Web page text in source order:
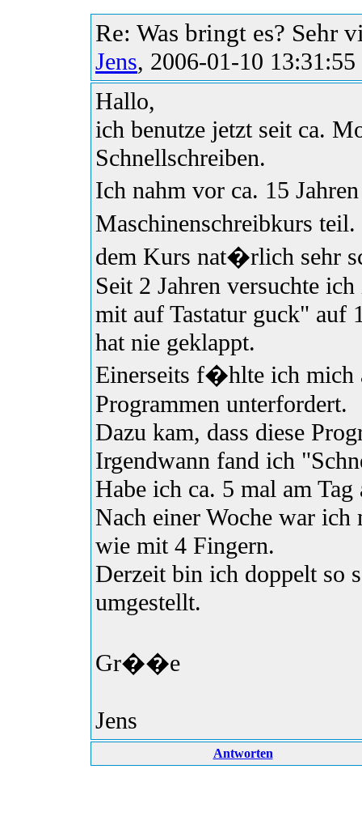
Re: Was bringt es? Sehr
Jens, 2006-01-10 13:31:55
Hallo,
ich benutze jetzt seit ca.
Schnellschreiben.
Ich nahm vor ca. 15
Maschinenschreibkurs
dem Kurs nat�rlich sehr
Seit 2 Jahren versuchte
mit auf Tastatur guck" auf
hat nie geklappt.
Einerseits f�hlte ich mich
Programmen unterfordert.
Dazu kam, dass diese
Irgendwann fand ich
Habe ich ca. 5 mal am
Nach einer Woche war ich
wie mit 4 Fingern.
Derzeit bin ich doppelt so
umgestellt.
Gr��e
Jens
Antworten